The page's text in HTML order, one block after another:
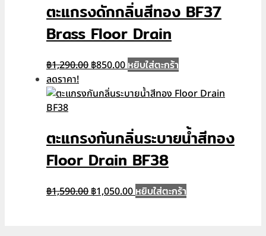
ตะแกรงดักกลิ่นสีทอง BF37
Brass Floor Drain
฿1,290.00 Original
was:
฿850.00Current
is:
หยิบใส่ตะกร้า
ลดราคา!
ตะแกรงกันกลิ่นระบายน้ำสีทอง
Floor Drain BF38
฿1,590.00 Original
฿1,050.00Current
หยิบใส่ตะกร้า